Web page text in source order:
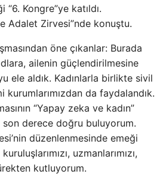
Kongre”ye katıldı.
Adalet Zirvesi”nde konuştu.
öne çıkanlar: Burada
ailenin güçlendirilmesine
ele aldık. Kadınlarla birlikte sivil
da faydalandık.
“Yapay zeka ve kadın”
derece doğru buluyorum.
düzenlenmesinde emeği
uzmanlarımızı,
kutluyorum.